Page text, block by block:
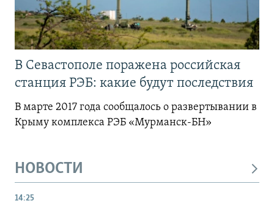
В Севастополе поражена российская
станция РЭБ: какие будут последствия
В марте 2017 года сообщалось о развертывании в
Крыму комплекса РЭБ «Мурманск-БН»
НОВОСТИ
14:25